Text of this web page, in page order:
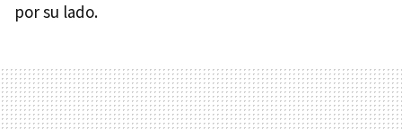
por su lado.